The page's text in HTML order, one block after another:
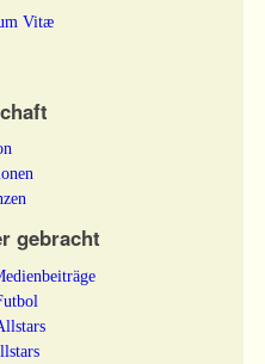
Vitæ
gebracht